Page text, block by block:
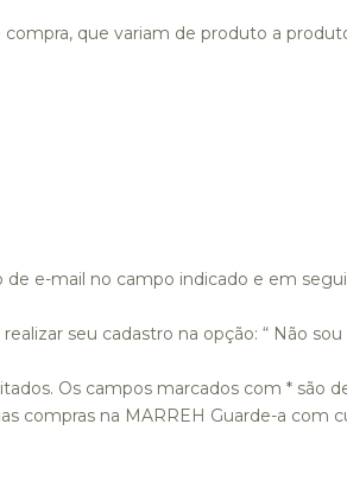
que variam de produto a
e-mail no campo indicado e em
seu cadastro na opção: “ Não
Os campos marcados com * são
compras na MARREH Guarde-a com